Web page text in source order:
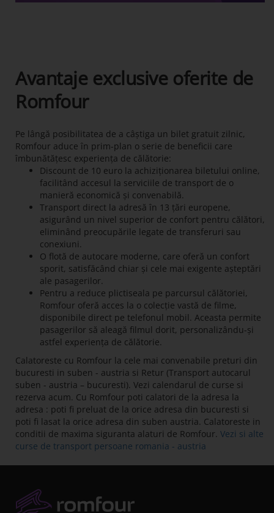
Avantaje exclusive oferite de
Romfour
Pe lângă posibilitatea de a câștiga un bilet gratuit zilnic,
Romfour aduce în prim-plan o serie de beneficii care
îmbunătățesc experiența de călătorie:
Discount de 10 euro la achiziționarea biletului online,
facilitând accesul la serviciile de transport de o
manieră economică și convenabilă.
Transport direct la adresă în 13 țări europene,
asigurând un nivel superior de confort pentru călători,
eliminând preocupările legate de transferuri sau
conexiuni.
O flotă de autocare moderne, care oferă un confort
sporit, satisfăcând chiar și cele mai exigente așteptări
ale pasagerilor.
Pentru a reduce plictiseala pe parcursul călătoriei,
Romfour oferă acces la o colecție vastă de filme,
disponibile direct pe telefonul mobil. Aceasta permite
pasagerilor să aleagă filmul dorit, personalizându-și
astfel experiența de călătorie.
Calatoreste cu Romfour la cele mai convenabile preturi din
bucuresti in suben - austria si Retur (Transport autocarul
suben - austria – bucuresti). Vezi calendarul de curse si
rezerva acum. Cu Romfour poti calatori de la adresa la
adresa : poti fi preluat de la orice adresa din bucuresti si
poti fi lasat la orice adresa din suben austria. Calatoreste in
conditii de maxima siguranta alaturi de Romfour. Vezi si alte
curse de transport persoane romania - austria